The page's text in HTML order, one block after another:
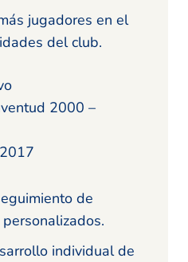
jugadores en el
del club.
2000 –
de
individual de